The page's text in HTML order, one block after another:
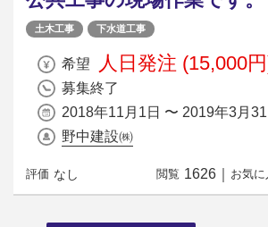
土木工事 下水道工事
希望 人日発注 (15,000
募集終了
2018年11月1日 〜 2019年3月31
野中建設㈱
評価 なし 閲覧 1626 お気に